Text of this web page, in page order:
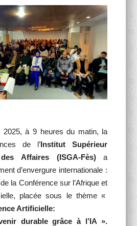
العربية
2025, à 9 heures du matin, la
de l’Institut Supérieur
Affaires (ISGA-Fès)a
d’envergure internationale :
la Conférence sur l’Afrique et
placée sous le thème «
Artificielle:
durable grâce à l’IA ».